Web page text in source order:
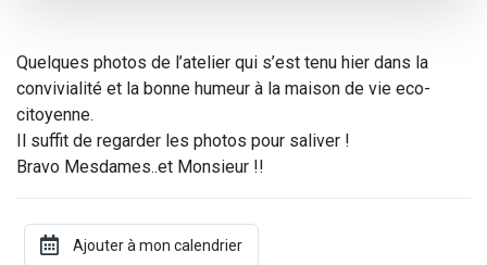
Quelques photos de l’atelier qui s’est tenu hier dans la
convivialité et la bonne humeur à la maison de vie eco-
citoyenne.
Il suffit de regarder les photos pour saliver !
Bravo Mesdames..et Monsieur !!